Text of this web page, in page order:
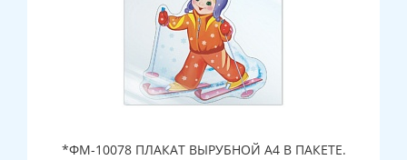
*ФМ-10078 ПЛАКАТ ВЫРУБНОЙ А4 В ПАКЕТЕ.